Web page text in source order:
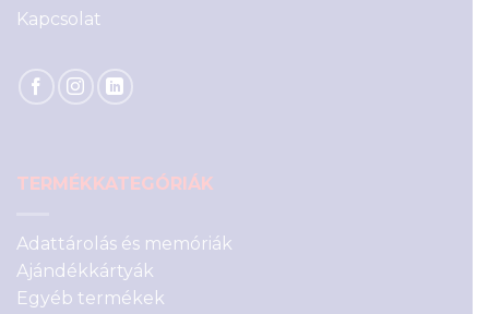
Kapcsolat
TERMÉKKATEGÓRIÁK
Adattárolás és memóriák
Ajándékkártyák
Egyéb termékek